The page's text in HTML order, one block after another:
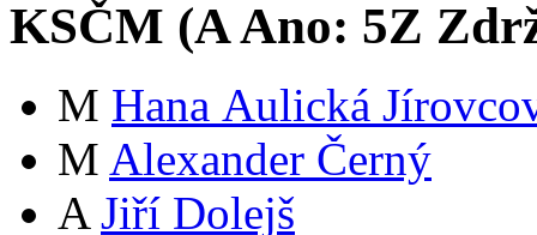
KSČM (AAno: 5Z
M Hana Aulická
M Alexander Černý
A Jiří Dolejš